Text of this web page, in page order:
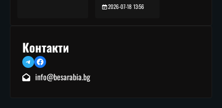
2026-07-18 13:56
Контакти
TelegramFacebook
info@besarabia.bg